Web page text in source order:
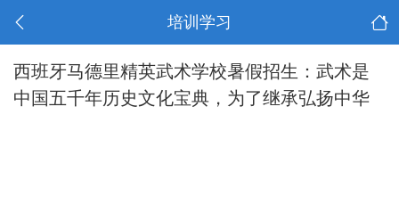
培训学习
西班牙马德里精英武术学校暑假招生：武术是
中国五千年历史文化宝典，为了继承弘扬中华